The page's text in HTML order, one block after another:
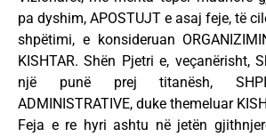
pa dyshim, APOSTUJT e asaj feje, të
shpëtimi, e konsideruan
KISHTAR. Shën Pjetri e, veçanërisht,
një punë prej titanësh,
ADMINISTRATIVE, duke themeluar
Feja e re hyri ashtu në jetën